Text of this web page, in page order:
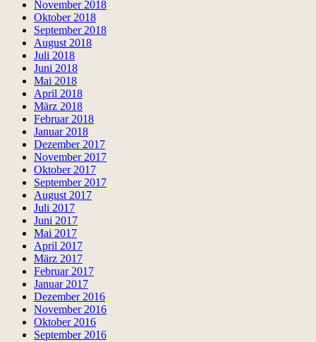
November 2018
Oktober 2018
September 2018
August 2018
Juli 2018
Juni 2018
Mai 2018
April 2018
März 2018
Februar 2018
Januar 2018
Dezember 2017
November 2017
Oktober 2017
September 2017
August 2017
Juli 2017
Juni 2017
Mai 2017
April 2017
März 2017
Februar 2017
Januar 2017
Dezember 2016
November 2016
Oktober 2016
September 2016